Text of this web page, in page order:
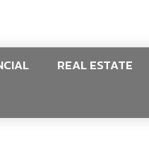
REAL ESTATE